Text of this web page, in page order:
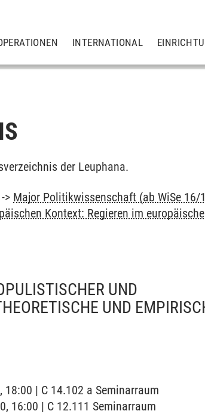
INTERNATIONAL
der Leuphana.
-> Major Politikwissenschaft (ab WiSe 16/
Kontext: Regieren im
UND
UND
| C 14.102 a Seminarraum
16:00 | C 12.111 Seminarraum